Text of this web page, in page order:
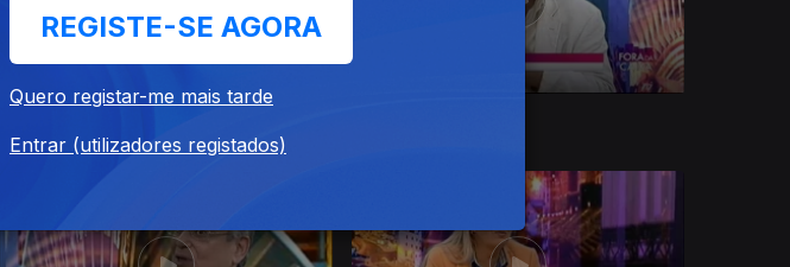
REGISTE-SE AGORA
Quero registar-me mais tarde
Entrar (utilizadores registados)